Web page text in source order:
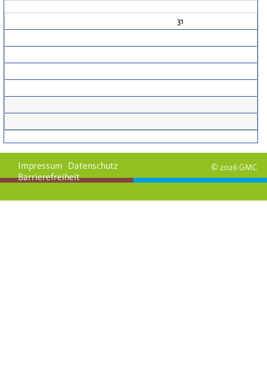
31
© 2026 GMC
Impressum Datenschutz
Barrierefreiheit